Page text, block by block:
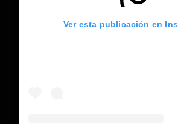
Ver esta publicación en